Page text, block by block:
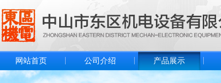
网站首页 公司介绍 产品展示